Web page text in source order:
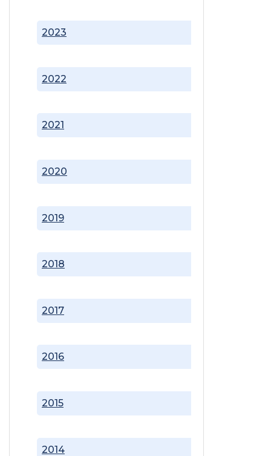
2014
2015
2016
2017
2018
2019
2020
2021
2022
2023